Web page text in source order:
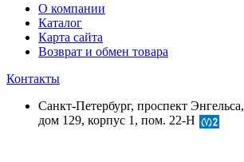
О компании
Каталог
Карта сайта
Возврат и обмен товара
Контакты
Санкт-Петербург, проспект Энгельса,
дом 129, корпус 1, пом. 22-Н